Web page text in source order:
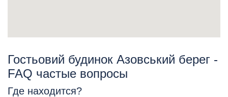
Гостьовий будинок Азовський берег -
FAQ частые вопросы
Где находится?